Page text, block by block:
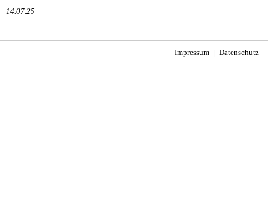
14.07.25
Impressum Datenschutz